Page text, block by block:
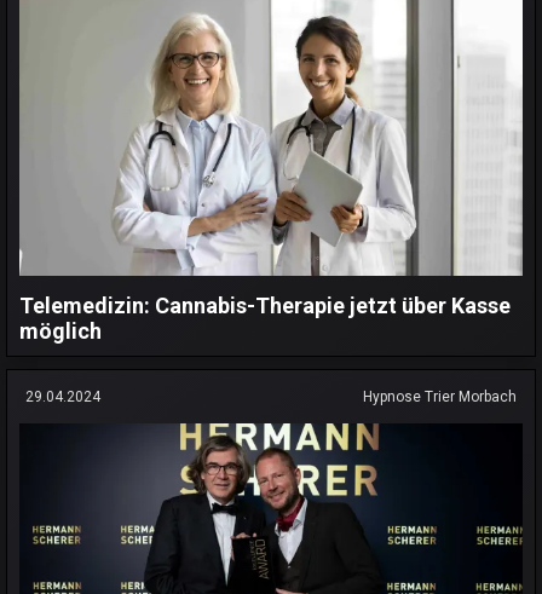
Telemedizin: Cannabis-Therapie jetzt über Kasse
möglich
29.04.2024 Hypnose Trier Morbach